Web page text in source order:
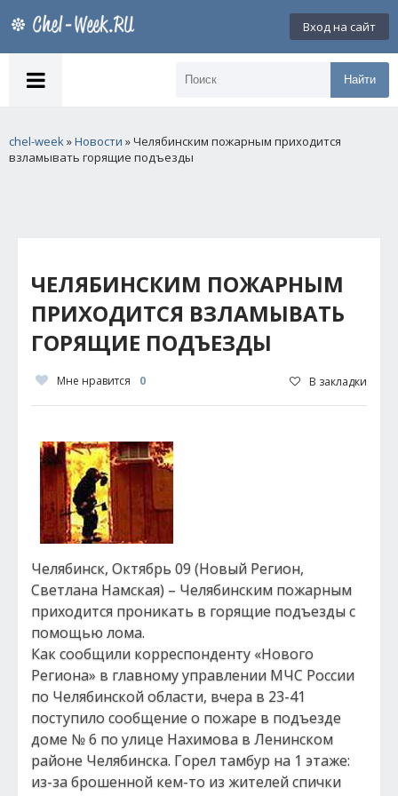
Вход на сайт
Найти
chel-week»Новости » Челябинским пожарным приходится
взламывать горящие подъезды
ЧЕЛЯБИНСКИМ ПОЖАРНЫМ
ПРИХОДИТСЯ ВЗЛАМЫВАТЬ
ГОРЯЩИЕ ПОДЪЕЗДЫ
Мне нравится 0 В закладки
Челябинск, Октябрь 09 (Новый Регион,
Светлана Намская) – Челябинским пожарным
приходится проникать в горящие подъезды с
помощью лома.
Как сообщили корреспонденту «Нового
Региона» в главному управлении МЧС России
по Челябинской области, вчера в 23-41
поступило сообщение о пожаре в подъезде
доме № 6 по улице Нахимова в Ленинском
районе Челябинска. Горел тамбур на 1 этаже:
из-за брошенной кем-то из жителей спички